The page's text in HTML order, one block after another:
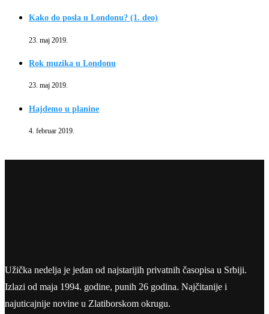
Kako do posla u Londonu? (1. deo)
23. maj 2019.
Rok muzika u Londonu
23. maj 2019.
Hajdemo u planine
4. februar 2019.
Užička nedelja je jedan od najstarijih privatnih časopisa u Srbiji.
Izlazi od maja 1994. godine, punih 26 godina. Najčitanije i
najuticajnije novine u Zlatiborskom okrugu.